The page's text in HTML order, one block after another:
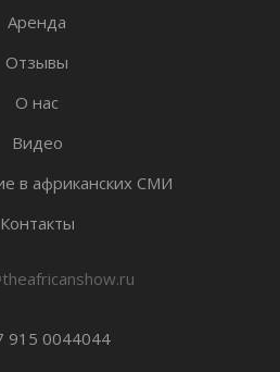
Аренда
Отзывы
О нас
Видео
в африканских СМИ
Контакты
915 0044044